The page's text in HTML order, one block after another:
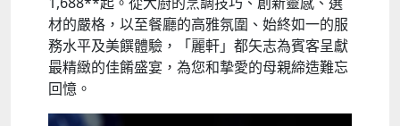
材的嚴格，以至餐廳的高雅氛圍、始終如一的服
務水平及美饌體驗，「麗軒」都矢志為賓客呈獻
最精緻的佳餚盛宴，為您和摯愛的母親締造難忘
回憶。